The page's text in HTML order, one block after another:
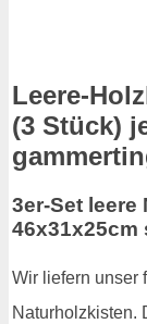
Leere-
(3 Stück)
3er-Set
46x31x25cm
Wir liefern unser
Naturholzkisten.